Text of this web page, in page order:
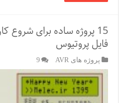
فایل پروتیوس
پروژه های AVR 9